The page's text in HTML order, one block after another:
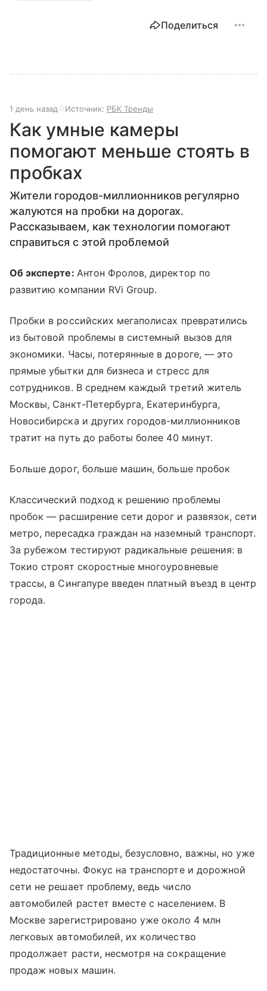
Поделиться
1 день назад Источник: РБК Тренды
Как умные камеры
помогают меньше стоять в
пробках
Жители городов-миллионников регулярно
жалуются на пробки на дорогах.
Рассказываем, как технологии помогают
справиться с этой проблемой
Об эксперте: Антон Фролов, директор по
развитию компании RVi Group.
Пробки в российских мегаполисах превратились
из бытовой проблемы в системный вызов для
экономики. Часы, потерянные в дороге, — это
прямые убытки для бизнеса и стресс для
сотрудников. В среднем каждый третий житель
Москвы, Санкт-Петербурга, Екатеринбурга,
Новосибирска и других городов-миллионников
тратит на путь до работы более 40 минут.
Больше дорог, больше машин, больше пробок
Классический подход к решению проблемы
пробок — расширение сети дорог и развязок, сети
метро, пересадка граждан на наземный транспорт.
За рубежом тестируют радикальные решения: в
Токио строят скоростные многоуровневые
трассы, в Сингапуре введен платный въезд в центр
города.
Традиционные методы, безусловно, важны, но уже
недостаточны. Фокус на транспорте и дорожной
сети не решает проблему, ведь число
автомобилей растет вместе с населением. В
Москве зарегистрировано уже около 4 млн
легковых автомобилей, их количество
продолжает расти, несмотря на сокращение
продаж новых машин.